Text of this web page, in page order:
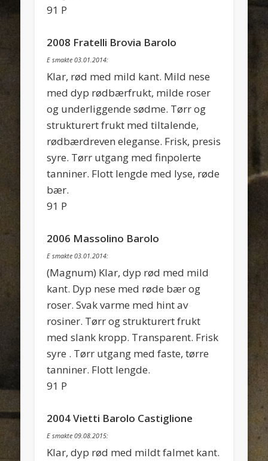
91 P
2008 Fratelli Brovia Barolo
E smakte 03.01.2014:
Klar, rød med mild kant. Mild nese
med dyp rødbærfrukt, milde roser
og underliggende sødme. Tørr og
strukturert frukt med tiltalende,
rødbærdreven eleganse. Frisk, presis
syre. Tørr utgang med finpolerte
tanniner. Flott lengde med lyse, røde
bær.
91 P
2006 Massolino Barolo
E smakte 03.01.2014:
(Magnum) Klar, dyp rød med mild
kant. Dyp nese med røde bær og
roser. Svak varme med hint av
rosiner. Tørr og strukturert frukt
med slank kropp. Transparent. Frisk
syre . Tørr utgang med faste, tørre
tanniner. Flott lengde.
91 P
2004 Vietti Barolo Castiglione
E smakte 09.08.2015:
Klar, dyp rød med mildt falmet kant.